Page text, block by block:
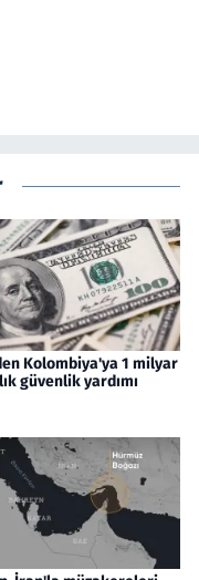
Kolombiya'ya 1 milyar
güvenlik yardımı